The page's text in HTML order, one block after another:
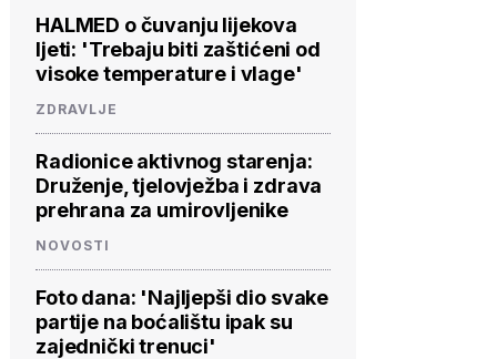
HALMED o čuvanju lijekova
ljeti: 'Trebaju biti zaštićeni od
visoke temperature i vlage'
ZDRAVLJE
Radionice aktivnog starenja:
Druženje, tjelovježba i zdrava
prehrana za umirovljenike
NOVOSTI
Foto dana: 'Najljepši dio svake
partije na boćalištu ipak su
zajednički trenuci'